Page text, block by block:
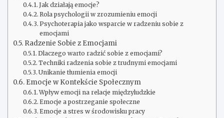
Jak działają emocje?
Rola psychologii w zrozumieniu emocji
Psychoterapia jako wsparcie w radzeniu sobie z
emocjami
Radzenie Sobie z Emocjami
Dlaczego warto radzić sobie z emocjami?
Techniki radzenia sobie z trudnymi emocjami
Unikanie tłumienia emocji
Emocje w Kontekście Społecznym
Wpływ emocji na relacje międzyludzkie
Emocje a postrzeganie społeczne
Emocje a stres w środowisku pracy